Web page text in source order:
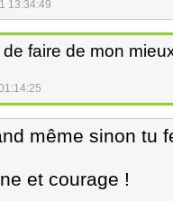
13:34:49
faire de mon
même sinon tu
et courage !